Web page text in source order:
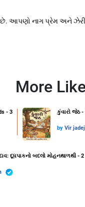
છે. આપણો નાગ પ્રેમ અને
More
- 3 કુંવારો જેઠ -
by Vir
દૂધપાકનો બદલો મોહનથાળથી - 2